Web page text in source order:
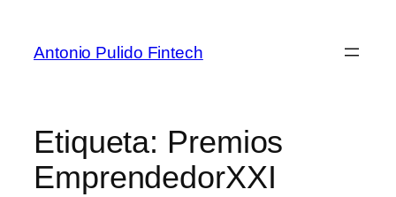
Antonio Pulido Fintech
Etiqueta: Premios
EmprendedorXXI